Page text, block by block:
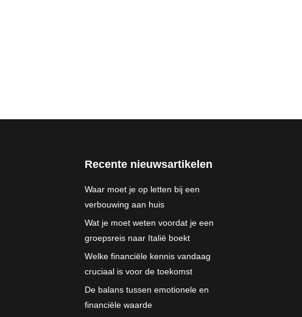
Recente nieuwsartikelen
Waar moet je op letten bij een
verbouwing aan huis
Wat je moet weten voordat je een
groepsreis naar Italië boekt
Welke financiële kennis vandaag
cruciaal is voor de toekomst
De balans tussen emotionele en
financiële waarde